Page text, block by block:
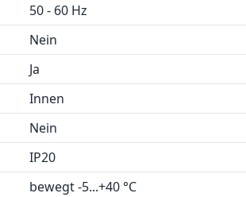
50 - 60 Hz
Nein
Ja
Innen
Nein
IP20
bewegt -5...+40 °C